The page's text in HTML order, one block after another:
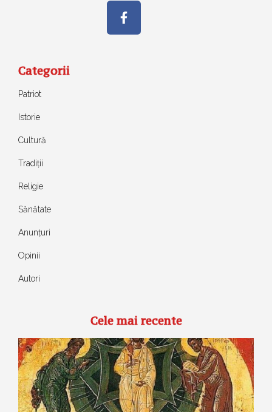
Categorii
Patriot
Istorie
Cultură
Tradiții
Religie
Sănătate
Anunțuri
Opinii
Autori
Cele mai recente